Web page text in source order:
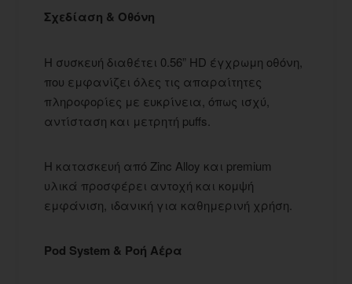
Σχεδίαση & Οθόνη
Η συσκευή διαθέτει 0.56” HD έγχρωμη οθόνη,
που εμφανίζει όλες τις απαραίτητες
πληροφορίες με ευκρίνεια, όπως ισχύ,
αντίσταση και μετρητή puffs.
Η κατασκευή από Zinc Alloy και premium
υλικά προσφέρει αντοχή και κομψή
εμφάνιση, ιδανική για καθημερινή χρήση.
Pod System & Ροή Αέρα